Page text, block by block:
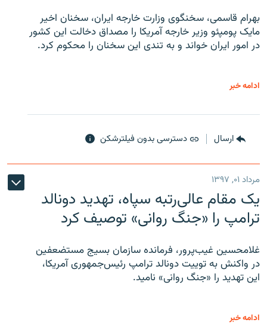
بهرام قاسمی، سخنگوی وزارت خارجه ایران، سخنان اخیر
مایک پومپئو وزیر خارجه آمریکا را مصداق دخالت این کشور
در امور ایران خواند و به تندی این سخنان را محکوم کرد.
ادامه خبر
ارسال دسترسی بدون فیلترشکن
مرداد ۰۱, ۱۳۹۷
یک مقام عالی‌رتبه سپاه، تهدید دونالد
ترامپ را «جنگ روانی» توصیف کرد
غلامحسین غیب‌پرور، فرمانده سازمان بسیج مستضعفین
در واکنش به توییت دونالد ترامپ رئیس‌جمهوری آمریکا،
این تهدید را «جنگ روانی» نامید.
ادامه خبر